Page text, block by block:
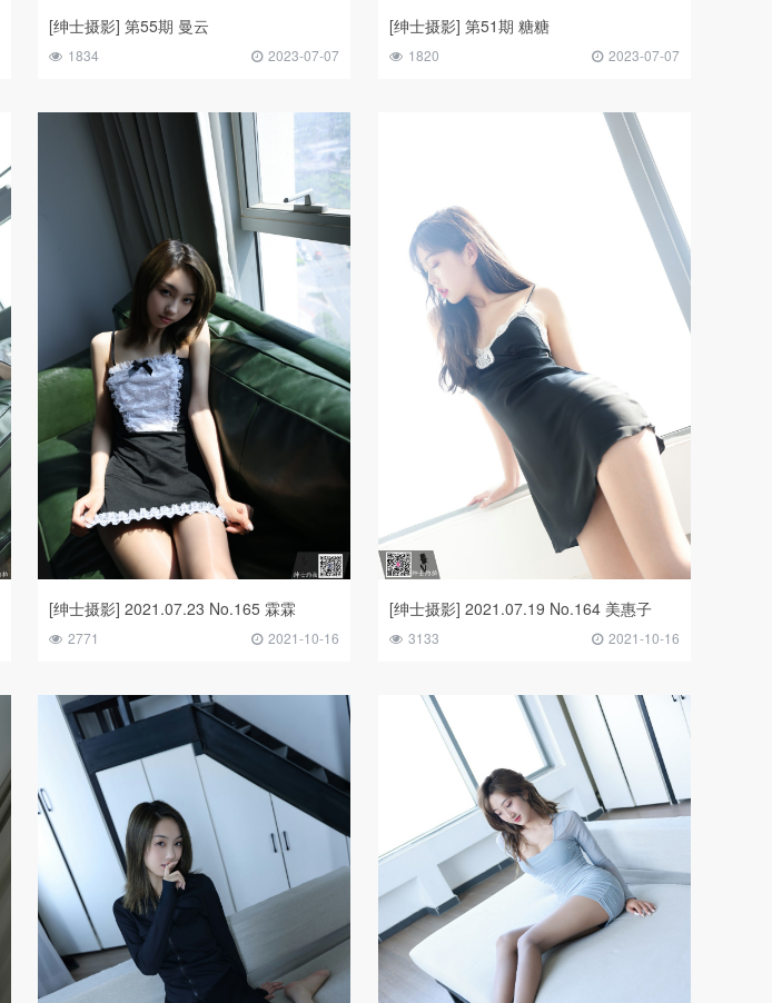
[绅士摄影] 第55期 曼云
1834 2023-07-07
[绅士摄影] 第51期 糖糖
1820 2023-07-07
[绅士摄影] 2021.07.23 No.165 霖霖
2771 2021-10-16
[绅士摄影] 2021.07.19 No.164 美惠子
3133 2021-10-16